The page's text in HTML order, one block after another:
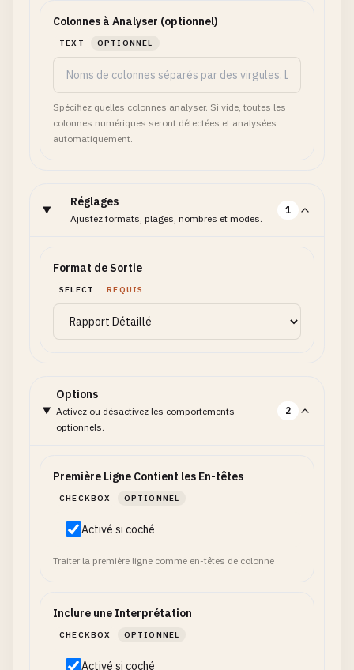
Colonnes à Analyser (optionnel)
TEXT OPTIONNEL
Spécifiez quelles colonnes analyser. Si vide, toutes les
colonnes numériques seront détectées et analysées
automatiquement.
Réglages
Ajustez formats, plages, nombres et modes.
1
Format de Sortie
SELECT REQUIS
Options
Activez ou désactivez les comportements
optionnels.
2
Première Ligne Contient les En-têtes
CHECKBOX OPTIONNEL
Activé si coché
Traiter la première ligne comme en-têtes de colonne
Inclure une Interprétation
CHECKBOX OPTIONNEL
Activé si coché